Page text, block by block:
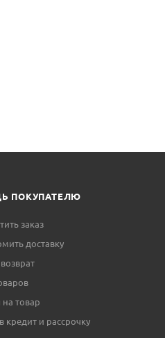
ПОКУПАТЕЛЮ
заказ
доставку
на товар
кредит и рассрочку